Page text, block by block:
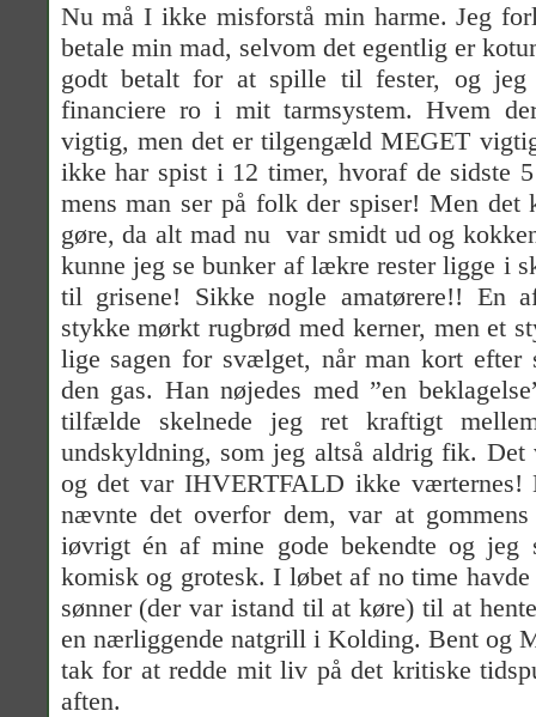
Nu må I ikke misforstå min harme. Jeg
betale min mad, selvom det egentlig er
godt betalt for at spille til fester, og
financiere ro i mit tarmsystem. Hvem
vigtig, men det er tilgengæld MEGET
ikke har spist i 12 timer, hvoraf de sidste
mens man ser på folk der spiser! Men det
gøre, da alt mad nu var smidt ud og
kunne jeg se bunker af lækre rester ligge i
til grisene! Sikke nogle amatørere!! En
stykke mørkt rugbrød med kerner, men et
lige sagen for svælget, når man kort
den gas. Han nøjedes med ”en
tilfælde skelnede jeg ret kraftigt
undskyldning, som jeg altså aldrig fik.
og det var IHVERTFALD ikke værternes!
nævnte det overfor dem, var at
iøvrigt én af mine gode bekendte og jeg
komisk og grotesk. I løbet af no time
sønner (der var istand til at køre) til at
en nærliggende natgrill i Kolding. Bent og
tak for at redde mit liv på det kritiske
aften.